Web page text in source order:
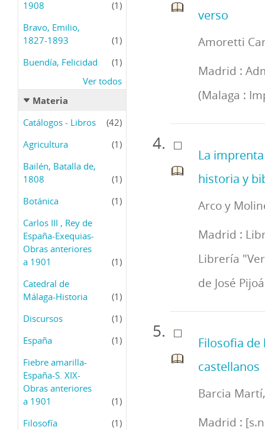
1908
(1)
Bravo, Emilio,
1827-1893
(1)
Buendía, Felicidad
(1)
Ver todos
Materia
Catálogos - Libros
(42)
Agricultura
(1)
Bailén, Batalla de,
1808
(1)
Botánica
(1)
Carlos III , Rey de
España-Exequias-
Obras anteriores
a 1901
(1)
Catedral de
Málaga-Historia
(1)
Discursos
(1)
España
(1)
Fiebre amarilla-
España-S. XIX-
Obras anteriores
a 1901
(1)
Filosofía
(1)
verso
Amoretti
Madrid :
(Malaga :
La
historia y
Arco y
Madrid :
Librería
de José
Filosofia
castellanos
Barcia
Madrid :